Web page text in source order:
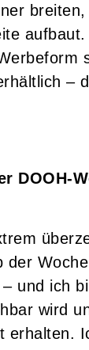
–
DOOH-
und ich
wird
erhalten.